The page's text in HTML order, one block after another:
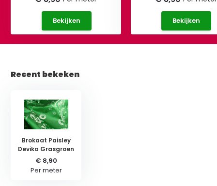
Bekijken Bekijken
Recent bekeken
Brokaat Paisley
Devika Grasgroen
€ 8,90
Per meter